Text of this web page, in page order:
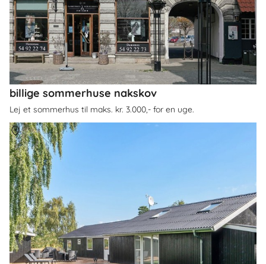
billige sommerhuse nakskov
Lej et sommerhus til maks. kr. 3.000,- for en uge.
OmRødby